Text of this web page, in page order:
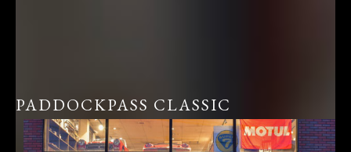
PADDOCKPASS CLASSIC